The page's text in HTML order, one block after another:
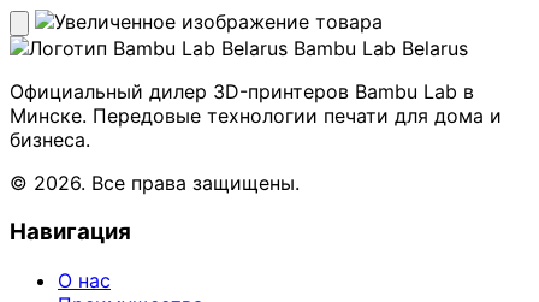
Bambu Lab Belarus
Официальный дилер 3D-принтеров Bambu Lab в
Минске. Передовые технологии печати для дома и
бизнеса.
© 2026. Все права защищены.
Навигация
О нас